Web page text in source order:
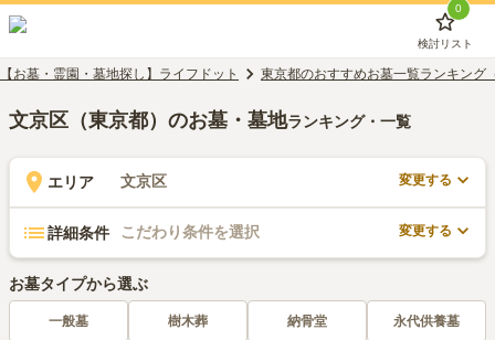
0
検討リスト
【お墓・霊園・墓地探し】ライフドット 東京都のおすすめお墓一覧ランキング
文京区（東京都）のお墓・墓地ランキング・一覧
エリア 文京区 変更する
詳細条件 こだわり条件を選択 変更する
お墓タイプから選ぶ
一般墓 樹木葬 納骨堂 永代供養墓